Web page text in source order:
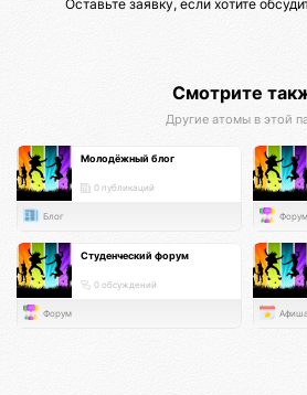
Оставьте заявку, если хотите
Смотрите
Другие атомы в этой
Молодёжный блог
0 публикаций
Блог Форум
Студенческий форум
0 обсуждений
Форум Афиша